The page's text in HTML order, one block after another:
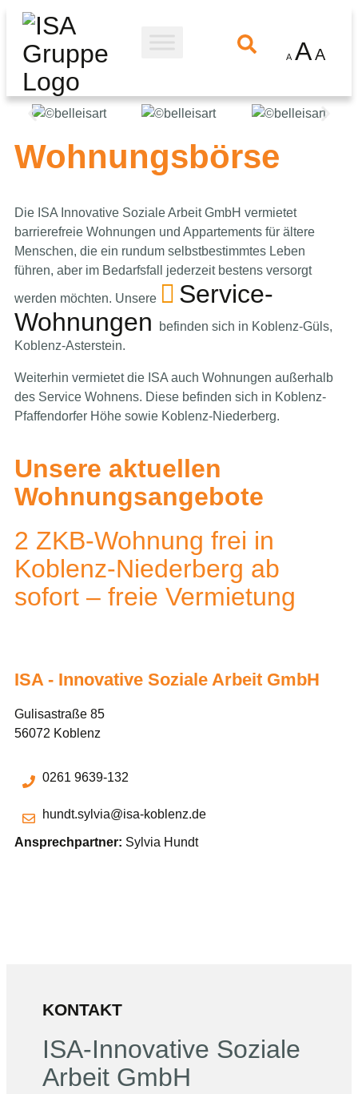
A AA
Wohnungsbörse
Die ISA Innovative Soziale Arbeit GmbH vermietet
barrierefreie Wohnungen und Appartements für ältere
Menschen, die ein rundum selbstbestimmtes Leben
führen, aber im Bedarfsfall jederzeit bestens versorgt
werden möchten. Unsere
Service-
Wohnungen
befinden sich in Koblenz-Güls,
Koblenz-Asterstein.
Weiterhin vermietet die ISA auch Wohnungen außerhalb
des Service Wohnens. Diese befinden sich in Koblenz-
Pfaffendorfer Höhe sowie Koblenz-Niederberg.
Unsere aktuellen
Wohnungsangebote
2 ZKB-Wohnung frei in
Koblenz-Niederberg ab
sofort – freie Vermietung
ISA - Innovative Soziale Arbeit GmbH
Gulisastraße 85
56072 Koblenz
0261 9639-132
hundt.sylvia@isa-koblenz.de
Ansprechpartner: Sylvia Hundt
KONTAKT
ISA-Innovative Soziale
Arbeit GmbH